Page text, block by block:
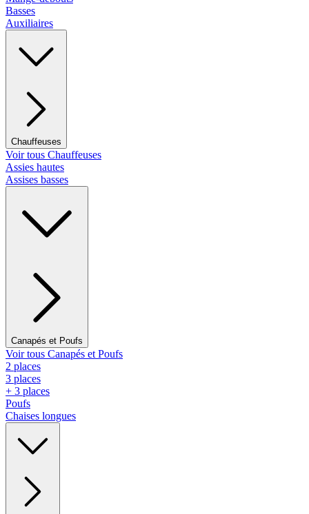
Basses
Auxiliaires
Chauffeuses
Voir tous Chauffeuses
Assies hautes
Assises basses
Canapés et Poufs
Voir tous Canapés et Poufs
2 places
3 places
+ 3 places
Poufs
Chaises longues